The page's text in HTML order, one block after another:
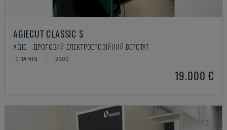
AGIECUT CLASSIC S
AGIE - ДРОТОВИЙ ЕЛЕКТРОЕРОЗІЙНИЙ ВЕРСТАТ
ІСПАНІЯ 2000
19.000 €